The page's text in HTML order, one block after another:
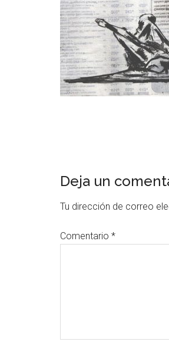
Deja un
Tu dirección de correo
Comentario *